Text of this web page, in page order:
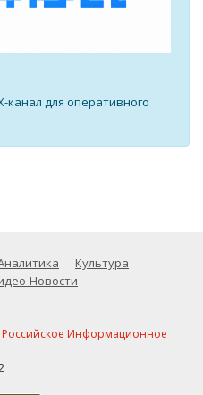
канал для оперативного
Культура
Новости
Российское Информационное